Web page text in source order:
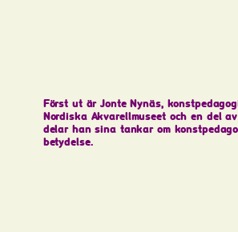
Först ut är Jonte Nynäs,
Nordiska Akvarellmuseet och en del
delar han sina tankar om
betydelse.